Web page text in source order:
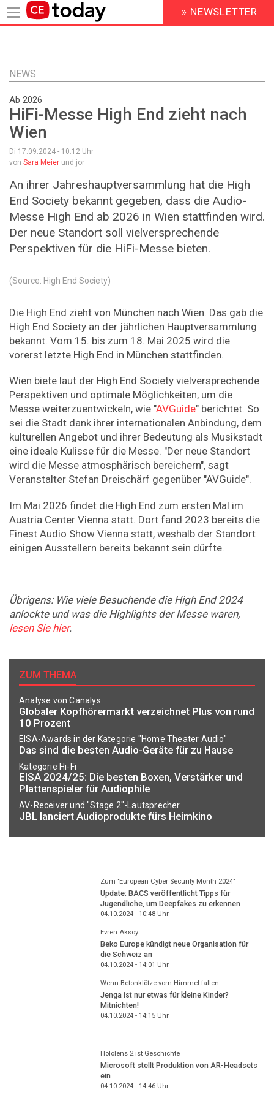
Inhalt
HEADER
MENU
» NEWSLETTER
NEWS
Ab 2026
HiFi-Messe High End zieht nach
Wien
Di 17.09.2024 - 10:12 Uhr
von Sara Meier und jor
An ihrer Jahreshauptversammlung hat die High
End Society bekannt gegeben, dass die Audio-
Messe High End ab 2026 in Wien stattfinden wird.
Der neue Standort soll vielversprechende
Perspektiven für die HiFi-Messe bieten.
(Source: High End Society)
Die High End zieht von München nach Wien. Das gab die
High End Society an der jährlichen Hauptversammlung
bekannt. Vom 15. bis zum 18. Mai 2025 wird die
vorerst letzte High End in München stattfinden.
Wien biete laut der High End Society vielversprechende
Perspektiven und optimale Möglichkeiten, um die
Messe weiterzuentwickeln, wie "AVGuide" berichtet. So
sei die Stadt dank ihrer internationalen Anbindung, dem
kulturellen Angebot und ihrer Bedeutung als Musikstadt
eine ideale Kulisse für die Messe. "Der neue Standort
wird die Messe atmosphärisch bereichern", sagt
Veranstalter Stefan Dreischärf gegenüber "AVGuide".
Im Mai 2026 findet die High End zum ersten Mal im
Austria Center Vienna statt. Dort fand 2023 bereits die
Finest Audio Show Vienna statt, weshalb der Standort
einigen Ausstellern bereits bekannt sein dürfte.
Übrigens: Wie viele Besuchende die High End 2024
anlockte und was die Highlights der Messe waren,
lesen Sie hier.
ZUM THEMA
Analyse von Canalys
Globaler Kopfhörermarkt verzeichnet Plus von rund
10 Prozent
EISA-Awards in der Kategorie "Home Theater Audio"
Das sind die besten Audio-Geräte für zu Hause
Kategorie Hi-Fi
EISA 2024/25: Die besten Boxen, Verstärker und
Plattenspieler für Audiophile
AV-Receiver und "Stage 2"-Lautsprecher
JBL lanciert Audioprodukte fürs Heimkino
Zum "European Cyber Security Month 2024"
Update: BACS veröffentlicht Tipps für
Jugendliche, um Deepfakes zu erkennen
04.10.2024 - 10:48Uhr
Evren Aksoy
Beko Europe kündigt neue Organisation für
die Schweiz an
04.10.2024 - 14:01 Uhr
Wenn Betonklötze vom Himmel fallen
Jenga ist nur etwas für kleine Kinder?
Mitnichten!
04.10.2024 - 14:15Uhr
Hololens 2 ist Geschichte
Microsoft stellt Produktion von AR-Headsets
ein
04.10.2024 - 14:46Uhr